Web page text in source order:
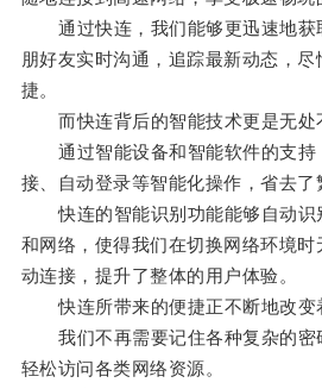
通过快连，我们能够更迅速地获
朋好友实时沟通，追踪最新动态，
捷。
而快连背后的智能技术更是无处
通过智能设备和智能软件的支持
接、自动登录等智能化操作，省去了
快连的智能识别功能能够自动识
和网络，使得我们在切换网络环境时
动连接，提升了整体的用户体验。
快连所带来的便捷正不断地改变
我们不再需要记住各种复杂的密
轻松访问各类网络资源。